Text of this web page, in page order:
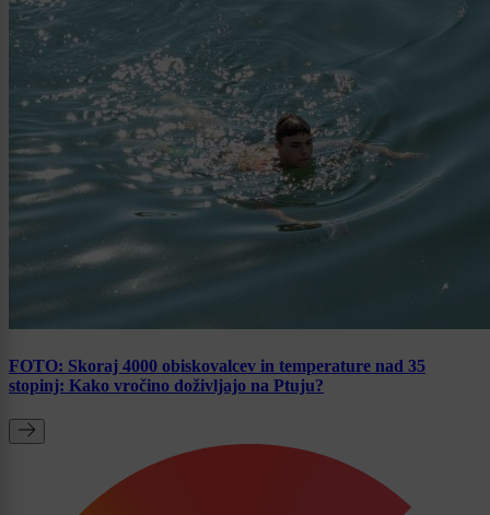
FOTO: Skoraj 4000 obiskovalcev in temperature nad 35
stopinj: Kako vročino doživljajo na Ptuju?